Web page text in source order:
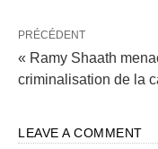
PRÉCÉDENT
« Ramy Shaath
criminalisation de la
LEAVE A COMMENT